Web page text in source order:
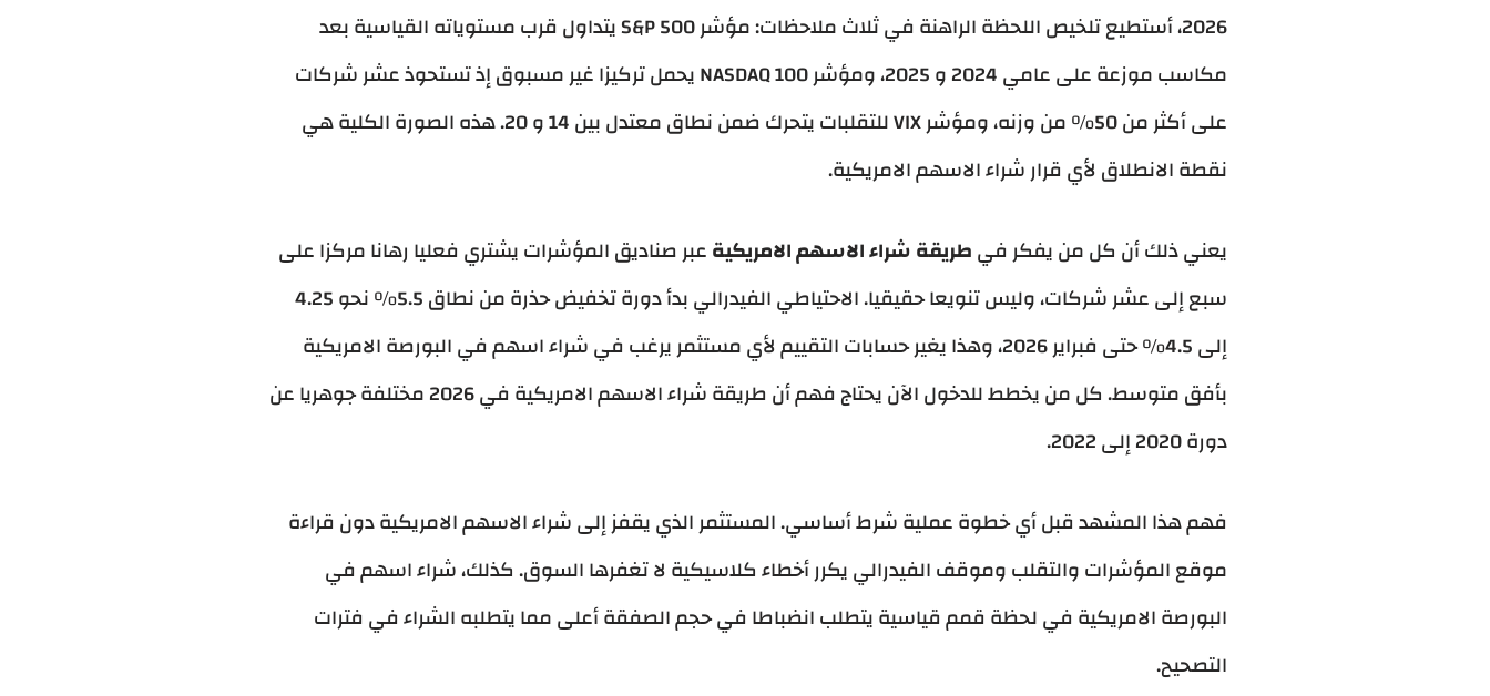
2026، أستطيع تلخيص اللحظة الراهنة في ثلاث ملاحظات: مؤشر S&P 500 يتداول قرب مستوياته القياسية بعد
مكاسب موزعة على عامي 2024 و 2025، ومؤشر NASDAQ 100 يحمل تركيزا غير مسبوق إذ تستحوذ عشر شركات
على أكثر من 50% من وزنه، ومؤشر VIX للتقلبات يتحرك ضمن نطاق معتدل بين 14 و 20. هذه الصورة الكلية هي
نقطة الانطلاق لأي قرار شراء الاسهم الامريكية.
يعني ذلك أن كل من يفكر فيطريقة شراء الاسهم الامريكيةعبر صناديق المؤشرات يشتري فعليا رهانا مركزا على
سبع إلى عشر شركات، وليس تنويعا حقيقيا. الاحتياطي الفيدرالي بدأ دورة تخفيض حذرة من نطاق 5.5% نحو 4.25
إلى 4.5% حتى فبراير 2026، وهذا يغير حسابات التقييم لأي مستثمر يرغب في شراء اسهم في البورصة الامريكية
بأفق متوسط. كل من يخطط للدخول الآن يحتاج فهم أن طريقة شراء الاسهم الامريكية في 2026 مختلفة جوهريا عن
دورة 2020 إلى 2022.
فهم هذا المشهد قبل أي خطوة عملية شرط أساسي. المستثمر الذي يقفز إلى شراء الاسهم الامريكية دون قراءة
موقع المؤشرات والتقلب وموقف الفيدرالي يكرر أخطاء كلاسيكية لا تغفرها السوق. كذلك، شراء اسهم في
البورصة الامريكية في لحظة قمم قياسية يتطلب انضباطا في حجم الصفقة أعلى مما يتطلبه الشراء في فترات
التصحيح.